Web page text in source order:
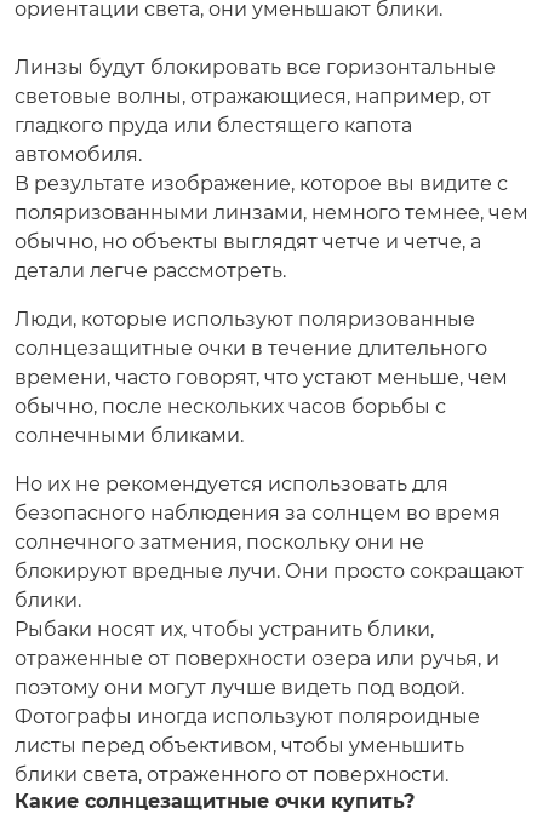
ориентации света, они уменьшают блики.
Линзы будут блокировать все горизонтальные
световые волны, отражающиеся, например, от
гладкого пруда или блестящего капота
автомобиля.
В результате изображение, которое вы видите с
поляризованными линзами, немного темнее, чем
обычно, но объекты выглядят четче и четче, а
детали легче рассмотреть.
Люди, которые используют поляризованные
солнцезащитные очки в течение длительного
времени, часто говорят, что устают меньше, чем
обычно, после нескольких часов борьбы с
солнечными бликами.
Но их не рекомендуется использовать для
безопасного наблюдения за солнцем во время
солнечного затмения, поскольку они не
блокируют вредные лучи. Они просто сокращают
блики.
Рыбаки носят их, чтобы устранить блики,
отраженные от поверхности озера или ручья, и
поэтому они могут лучше видеть под водой.
Фотографы иногда используют поляроидные
листы перед объективом, чтобы уменьшить
блики света, отраженного от поверхности.
Какие солнцезащитные очки купить?